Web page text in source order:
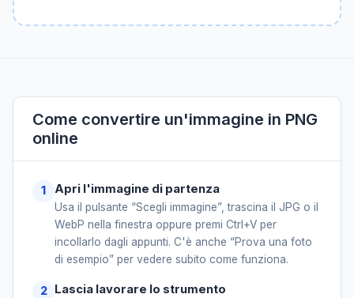
Come convertire un'immagine in PNG
online
Apri l'immagine di partenza
Usa il pulsante “Scegli immagine”, trascina il JPG o il
WebP nella finestra oppure premi Ctrl+V per
incollarlo dagli appunti. C'è anche “Prova una foto
di esempio” per vedere subito come funziona.
Lascia lavorare lo strumento